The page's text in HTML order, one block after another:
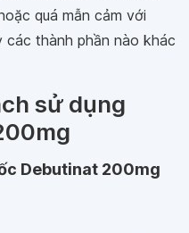
quá mẫn cảm với
các thành phần nào khác
sử dụng
Debutinat 200mg